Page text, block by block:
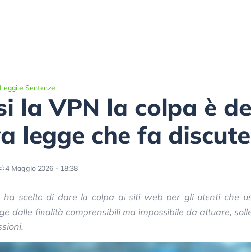
Leggi e Sentenze
la VPN la colpa è
legge che fa
4 Maggio 2026 - 18:38
ha scelto di dare la colpa ai siti web per gli utenti che
dalle finalità comprensibili ma impossibile da attuare,